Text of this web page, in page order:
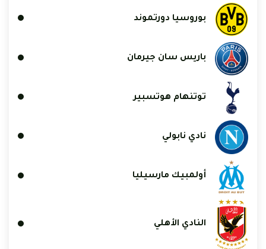
بوروسيا دورتموند
باريس سان جيرمان
توتنهام هوتسبير
نادي نابولي
أولمبيك مارسيليا
النادي الأهلي